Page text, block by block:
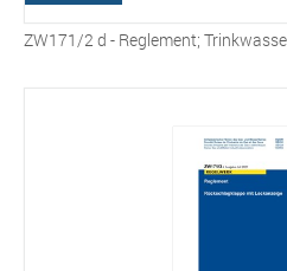
ZW171/2 d - Reglement;